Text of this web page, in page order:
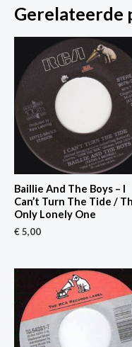
Gerelateerde
Baillie And The Boys – I
Can’t Turn The Tide /
Only Lonely One
€5,00